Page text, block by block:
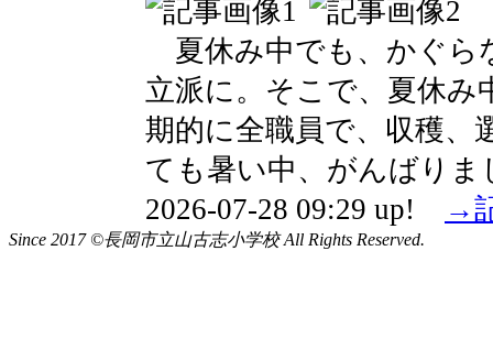
夏休み中でも、かぐら
立派に。そこで、夏休
期的に全職員で、収穫、
ても暑い中、がんばりま
2026-07-28 09:29 up!
→
Since 2017 ©長岡市立山古志小学校 All Rights Reserved.